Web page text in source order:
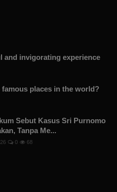
and invigorating experience
places in the world?
Sebut Kasus Sri Purnomo
Tanpa Me...
0 68